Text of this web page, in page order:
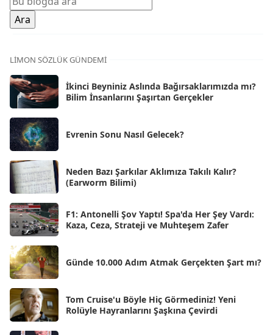
Oca 2026 [72]
Ara 2025
Kas 2025
Eki 2025
Eyl 2025 [56]
Ağu 2025
Tem 2025
Haz 2025
May 2025 [54]
Nis 2025 [56]
Mar 2025
Şub 2025
Oca 2025
Ara 2024 [25]
Kas 2024
LIMON SÖZLÜK GÜNDEMI
İkinci Beyniniz Aslında Bağırsaklarımızda mı?
Bilim İnsanlarını Şaşırtan Gerçekler
Evrenin Sonu Nasıl Gelecek?
Neden Bazı Şarkılar Aklımıza Takılı Kalır?
(Earworm Bilimi)
F1: Antonelli Şov Yaptı! Spa'da Her Şey Vardı:
Kaza, Ceza, Strateji ve Muhteşem Zafer
Günde 10.000 Adım Atmak Gerçekten Şart mı?
Tom Cruise'u Böyle Hiç Görmediniz! Yeni
Rolüyle Hayranlarını Şaşkına Çevirdi